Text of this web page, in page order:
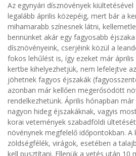
Az egynyári dísznövények
legalább április közepéig, mert bár a
mihamarabb színesnek látni,
bennünket akár egy fagyosabb
dísznövényeink, cserjéink közül a
fokos lehűlést is, így ezeket már
kertbe kihelyezhetjük, nem lefelejtve
jöhetnek fagyos éjszakák
azonban már kellően megerősödött
rendelkezhetünk. Április hónapban
nagyon hideg éjszakáknak, vagyis
korai vetemények szabadföldi
növénynek megfelelő időpontokban. A
zöldségfélék, virágok, esetében a
kell pusztítani. Ellenük a vetés után 10